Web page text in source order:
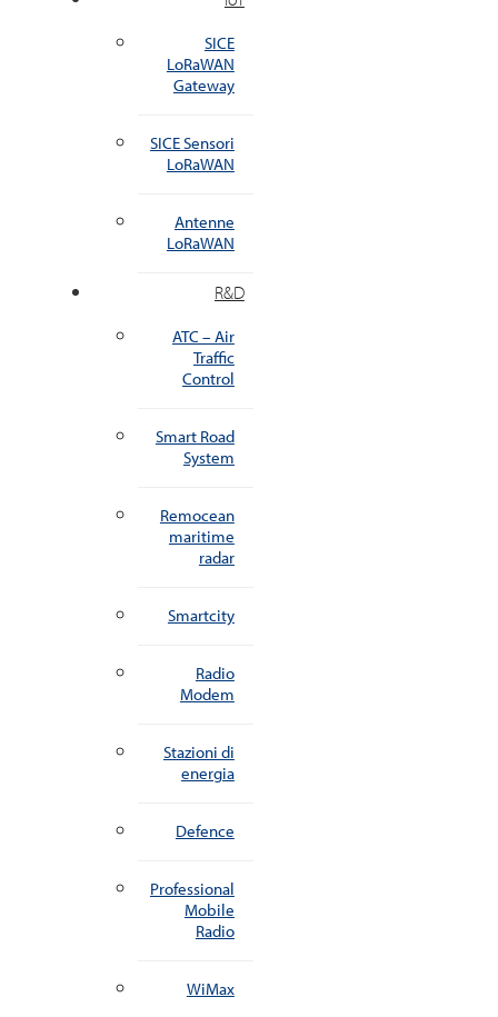
SICE
LoRaWAN
Gateway
SICE Sensori
LoRaWAN
Antenne
LoRaWAN
R&D
ATC – Air
Traffic
Control
Smart Road
System
Remocean
maritime
radar
Smartcity
Radio
Modem
Stazioni di
energia
Defence
Professional
Mobile
Radio
WiMax